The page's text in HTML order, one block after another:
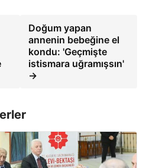
Doğum yapan
annenin bebeğine el
kondu: 'Geçmişte
istismara uğramışsın'
→